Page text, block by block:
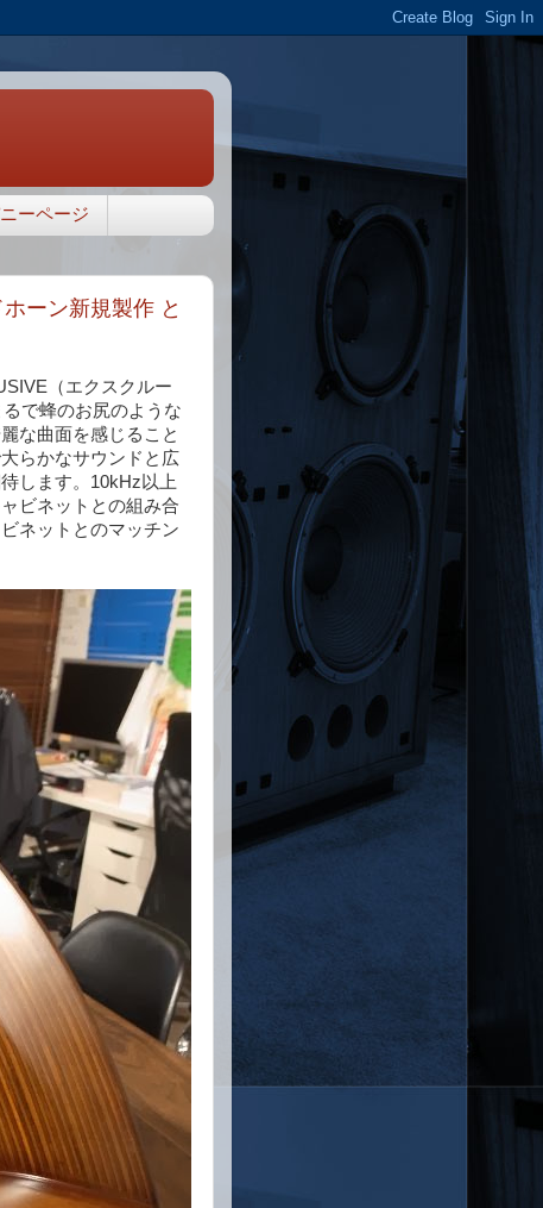
ーページ
ーン新規製作 と
（エクスクルー
で蜂のお尻のような
な曲面を感じること
らかなサウンドと広
します。10kHz以上
ビネットとの組み合
ネットとのマッチン